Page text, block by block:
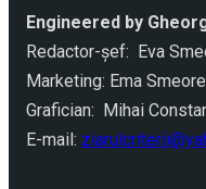
Engineered by
Redactor-şef: Eva
Marketing: Ema
Grafician: Mihai
E-mail: